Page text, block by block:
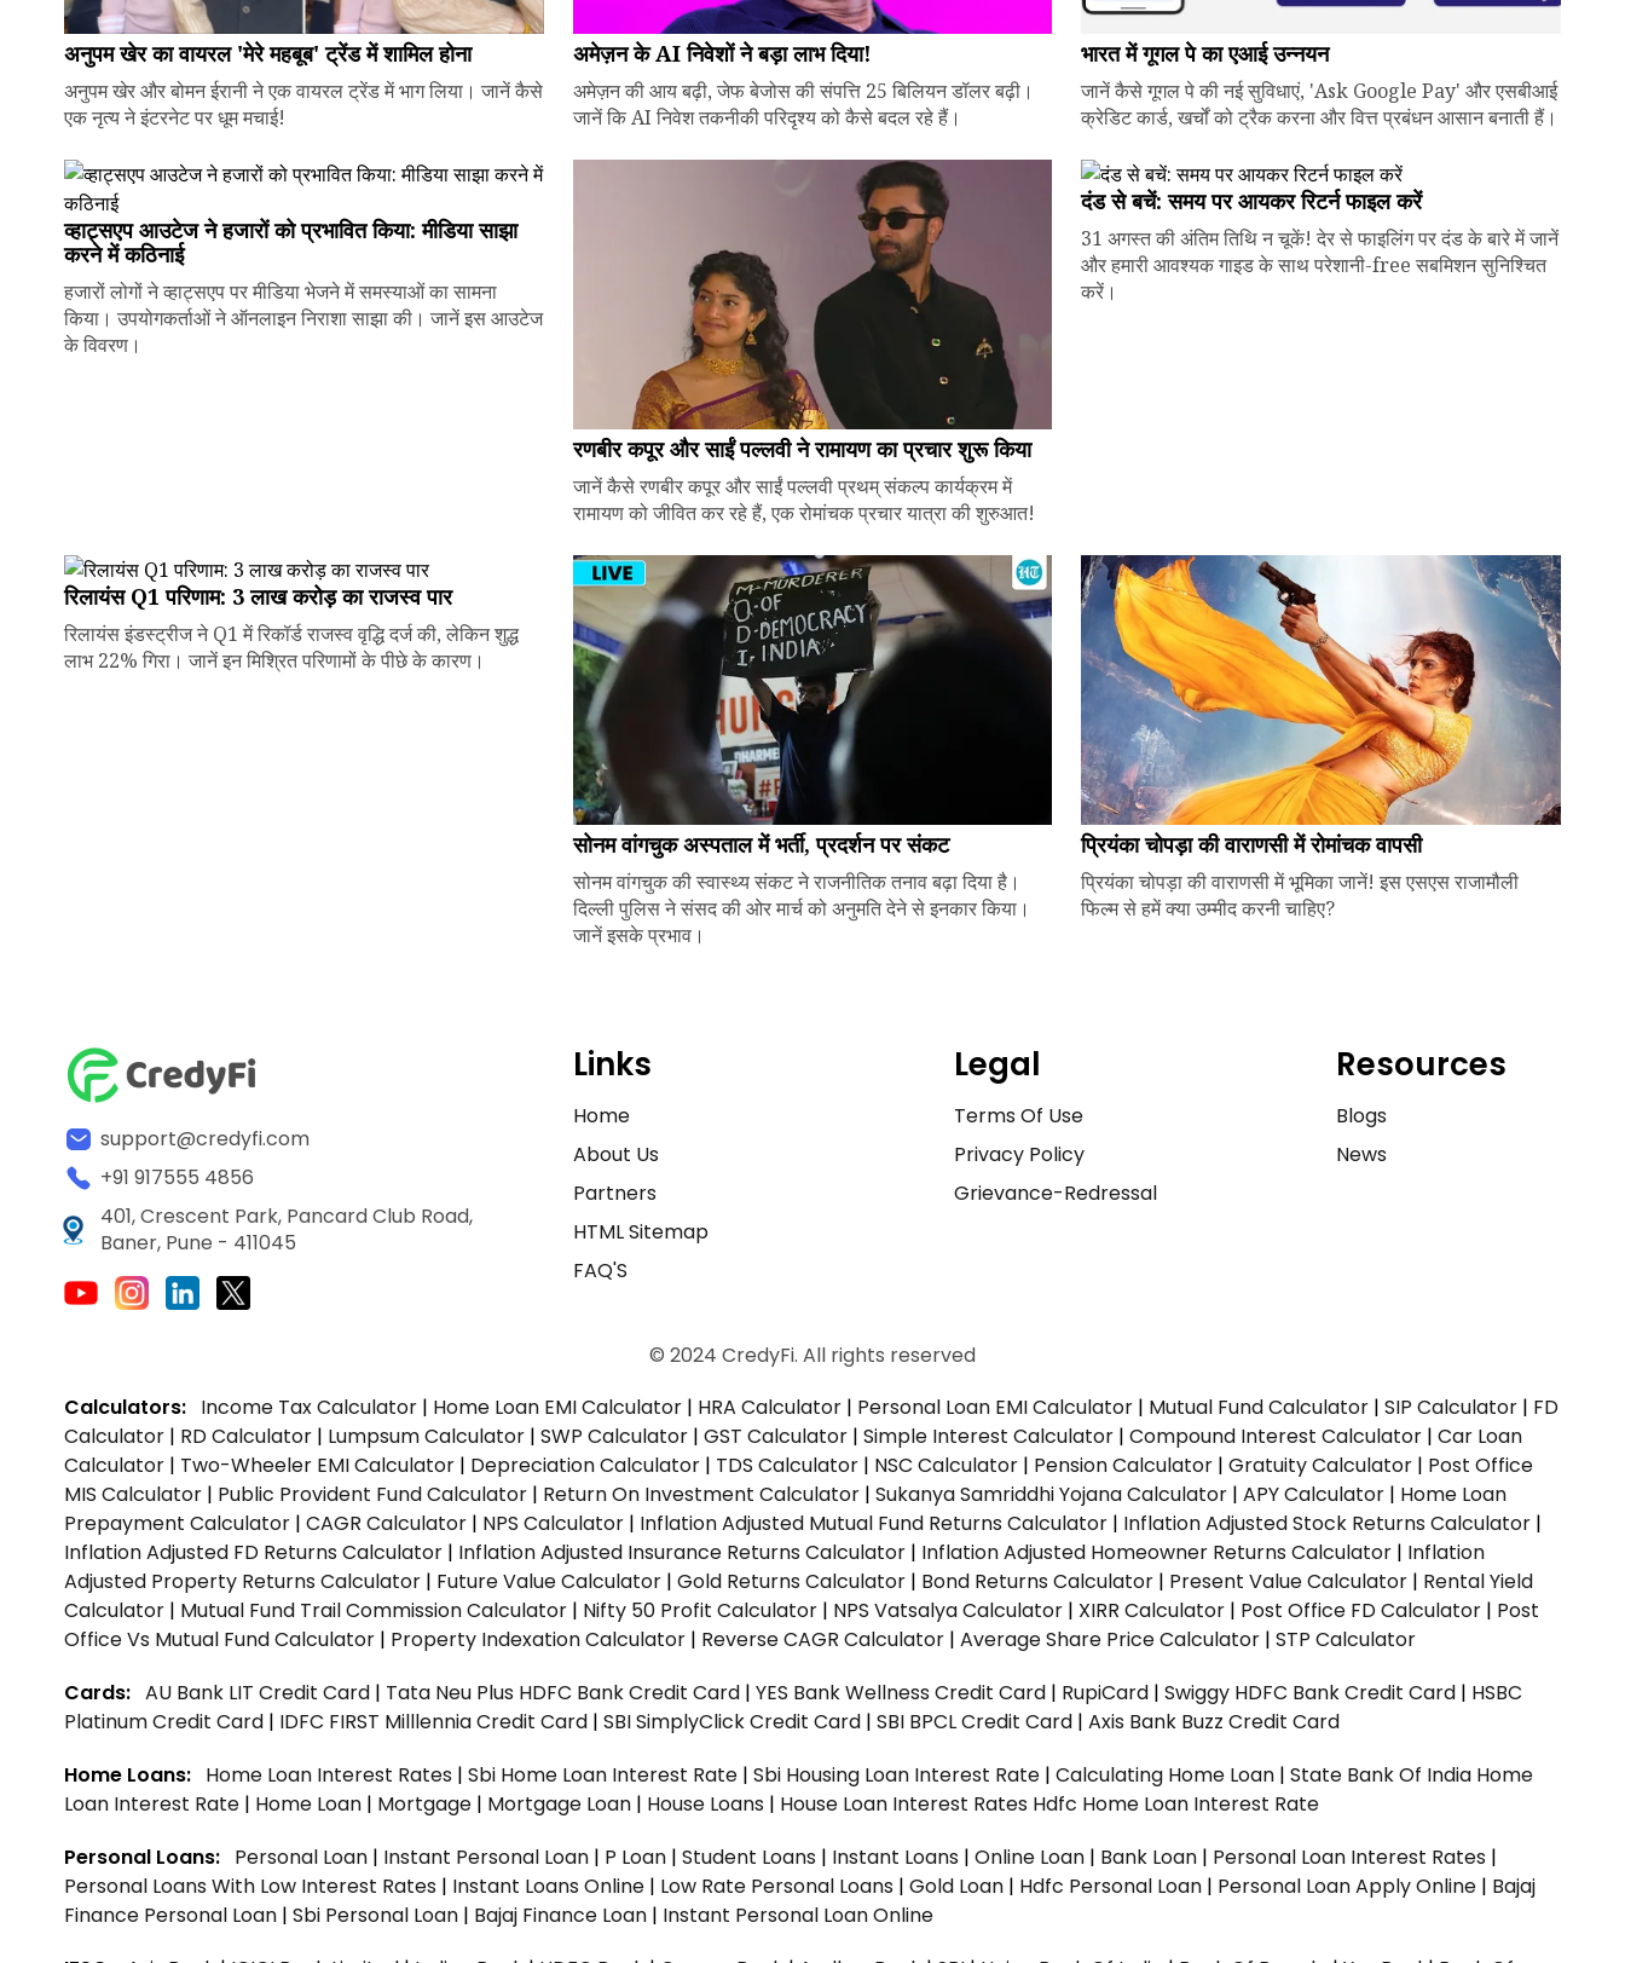
अनुपम खेर का वायरल 'मेरे महबूब' ट्रेंड में शामिल होना
अनुपम खेर और बोमन ईरानी ने एक वायरल ट्रेंड में भाग लिया। जानें कैसे
एक नृत्य ने इंटरनेट पर धूम मचाई!
अमेज़न के AI निवेशों ने बड़ा लाभ दिया!
अमेज़न की आय बढ़ी, जेफ बेजोस की संपत्ति 25 बिलियन डॉलर बढ़ी।
जानें कि AI निवेश तकनीकी परिदृश्य को कैसे बदल रहे हैं।
भारत में गूगल पे का एआई उन्नयन
जानें कैसे गूगल पे की नई सुविधाएं, 'Ask Google Pay' और एसबीआई
क्रेडिट कार्ड, खर्चों को ट्रैक करना और वित्त प्रबंधन आसान बनाती हैं।
व्हाट्सएप आउटेज ने हजारों को प्रभावित किया: मीडिया साझा
करने में कठिनाई
हजारों लोगों ने व्हाट्सएप पर मीडिया भेजने में समस्याओं का सामना
किया। उपयोगकर्ताओं ने ऑनलाइन निराशा साझा की। जानें इस आउटेज
के विवरण।
रणबीर कपूर और साईं पल्लवी ने रामायण का प्रचार शुरू किया
जानें कैसे रणबीर कपूर और साईं पल्लवी प्रथम् संकल्प कार्यक्रम में
रामायण को जीवित कर रहे हैं, एक रोमांचक प्रचार यात्रा की शुरुआत!
दंड से बचें: समय पर आयकर रिटर्न फाइल करें
31 अगस्त की अंतिम तिथि न चूकें! देर से फाइलिंग पर दंड के बारे में जानें
और हमारी आवश्यक गाइड के साथ परेशानी-free सबमिशन सुनिश्चित
करें।
रिलायंस Q1 परिणाम: ₹3 लाख करोड़ का राजस्व पार
रिलायंस इंडस्ट्रीज ने Q1 में रिकॉर्ड राजस्व वृद्धि दर्ज की, लेकिन शुद्ध
लाभ 22% गिरा। जानें इन मिश्रित परिणामों के पीछे के कारण।
सोनम वांगचुक अस्पताल में भर्ती, प्रदर्शन पर संकट
सोनम वांगचुक की स्वास्थ्य संकट ने राजनीतिक तनाव बढ़ा दिया है।
दिल्ली पुलिस ने संसद की ओर मार्च को अनुमति देने से इनकार किया।
जानें इसके प्रभाव।
प्रियंका चोपड़ा की वाराणसी में रोमांचक वापसी
प्रियंका चोपड़ा की वाराणसी में भूमिका जानें! इस एसएस राजामौली
फिल्म से हमें क्या उम्मीद करनी चाहिए?
support@credyfi.com
+91 917555 4856
401, Crescent Park, Pancard Club Road,
Baner, Pune - 411045
Links
Home
About Us
Partners
HTML Sitemap
FAQ'S
Legal
Terms Of Use
Privacy Policy
Grievance-Redressal
Resources
Blogs
News
© 2024 CredyFi. All rights reserved
Calculators: Income Tax Calculator | Home Loan EMI Calculator | HRA Calculator | Personal Loan EMI Calculator | Mutual Fund Calculator | SIP Calculator | FD
Calculator | RD Calculator | Lumpsum Calculator | SWP Calculator | GST Calculator | Simple Interest Calculator | Compound Interest Calculator | Car Loan
Calculator | Two-Wheeler EMI Calculator | Depreciation Calculator | TDS Calculator | NSC Calculator | Pension Calculator | Gratuity Calculator | Post Office
MIS Calculator | Public Provident Fund Calculator | Return On Investment Calculator | Sukanya Samriddhi Yojana Calculator | APY Calculator | Home Loan
Prepayment Calculator | CAGR Calculator | NPS Calculator | Inflation Adjusted Mutual Fund Returns Calculator | Inflation Adjusted Stock Returns Calculator |
Inflation Adjusted FD Returns Calculator | Inflation Adjusted Insurance Returns Calculator | Inflation Adjusted Homeowner Returns Calculator | Inflation
Adjusted Property Returns Calculator | Future Value Calculator | Gold Returns Calculator | Bond Returns Calculator | Present Value Calculator | Rental Yield
Calculator | Mutual Fund Trail Commission Calculator | Nifty 50 Profit Calculator | NPS Vatsalya Calculator | XIRR Calculator | Post Office FD Calculator | Post
Office Vs Mutual Fund Calculator | Property Indexation Calculator | Reverse CAGR Calculator | Average Share Price Calculator | STP Calculator
Cards: AU Bank LIT Credit Card | Tata Neu Plus HDFC Bank Credit Card | YES Bank Wellness Credit Card | RupiCard | Swiggy HDFC Bank Credit Card | HSBC
Platinum Credit Card | IDFC FIRST Milllennia Credit Card | SBI SimplyClick Credit Card | SBI BPCL Credit Card | Axis Bank Buzz Credit Card
Home Loans: Home Loan Interest Rates | Sbi Home Loan Interest Rate | Sbi Housing Loan Interest Rate | Calculating Home Loan | State Bank Of India Home
Loan Interest Rate | Home Loan | Mortgage | Mortgage Loan | House Loans | House Loan Interest Rates Hdfc Home Loan Interest Rate
Personal Loans: Personal Loan | Instant Personal Loan | P Loan | Student Loans | Instant Loans | Online Loan | Bank Loan | Personal Loan Interest Rates |
Personal Loans With Low Interest Rates | Instant Loans Online | Low Rate Personal Loans | Gold Loan | Hdfc Personal Loan | Personal Loan Apply Online | Bajaj
Finance Personal Loan | Sbi Personal Loan | Bajaj Finance Loan | Instant Personal Loan Online